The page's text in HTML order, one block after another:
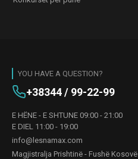
YOU HAVE A QUESTION?
+38344 / 99-22-99
E HËNE - E SHTUNE 09:00 - 21:00
E DIEL 11:00 - 19:00
info@lesnamax.com
Magjistralja Prishtinë - Fushë Kosovë